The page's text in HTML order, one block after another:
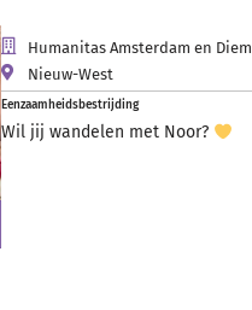
Humanitas Amsterdam en
Nieuw-West
Eenzaamheidsbestrijding
Wil jij wandelen met Noor?